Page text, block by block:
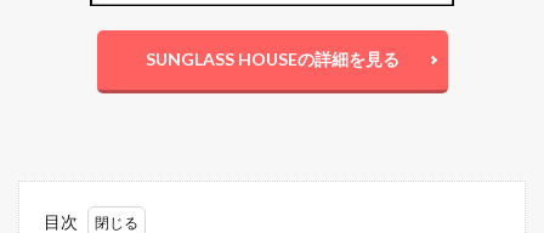
SUNGLASS HOUSEの詳細を見る
目次